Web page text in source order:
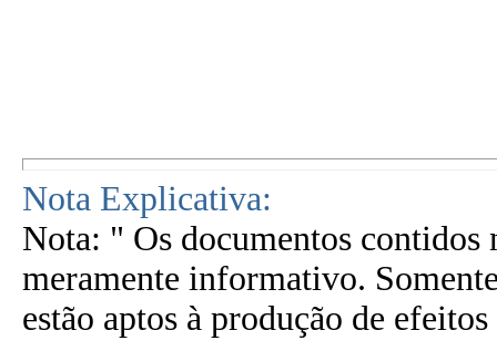
Nota Explicativa:
Nota: " Os documentos contidos
meramente informativo.
estão aptos à produção de